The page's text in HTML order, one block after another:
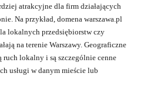
atrakcyjne dla firm działających
Na przykład, domena warszawa.pl
lokalnych przedsiębiorstw czy
na terenie Warszawy. Geograficzne
ruch lokalny i są szczególnie cenne
usługi w danym mieście lub